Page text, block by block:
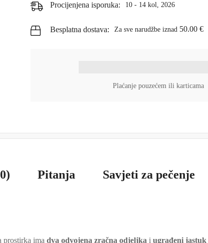
Procijenjena isporuka: 10 - 14 kol, 2026
Besplatna dostava: Za sve narudžbe iznad 50.00€
Plaćanje pouzećem ili karticama
Pitanja Savjeti za pečenje
prostirka ima dva odvojena zračna odjeljka i ugrađeni jastuk